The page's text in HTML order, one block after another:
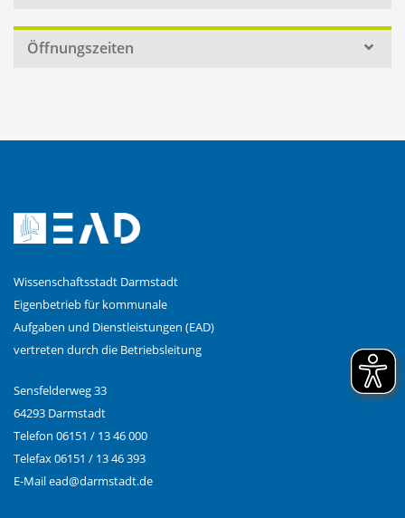
Öffnungszeiten
Wissenschaftsstadt Darmstadt
Eigenbetrieb für kommunale
Aufgaben und Dienstleistungen (EAD)
vertreten durch die Betriebsleitung
Sensfelderweg 33
64293 Darmstadt
Telefon 06151 / 13 46 000
Telefax 06151 / 13 46 393
E-Mailead@darmstadt.de